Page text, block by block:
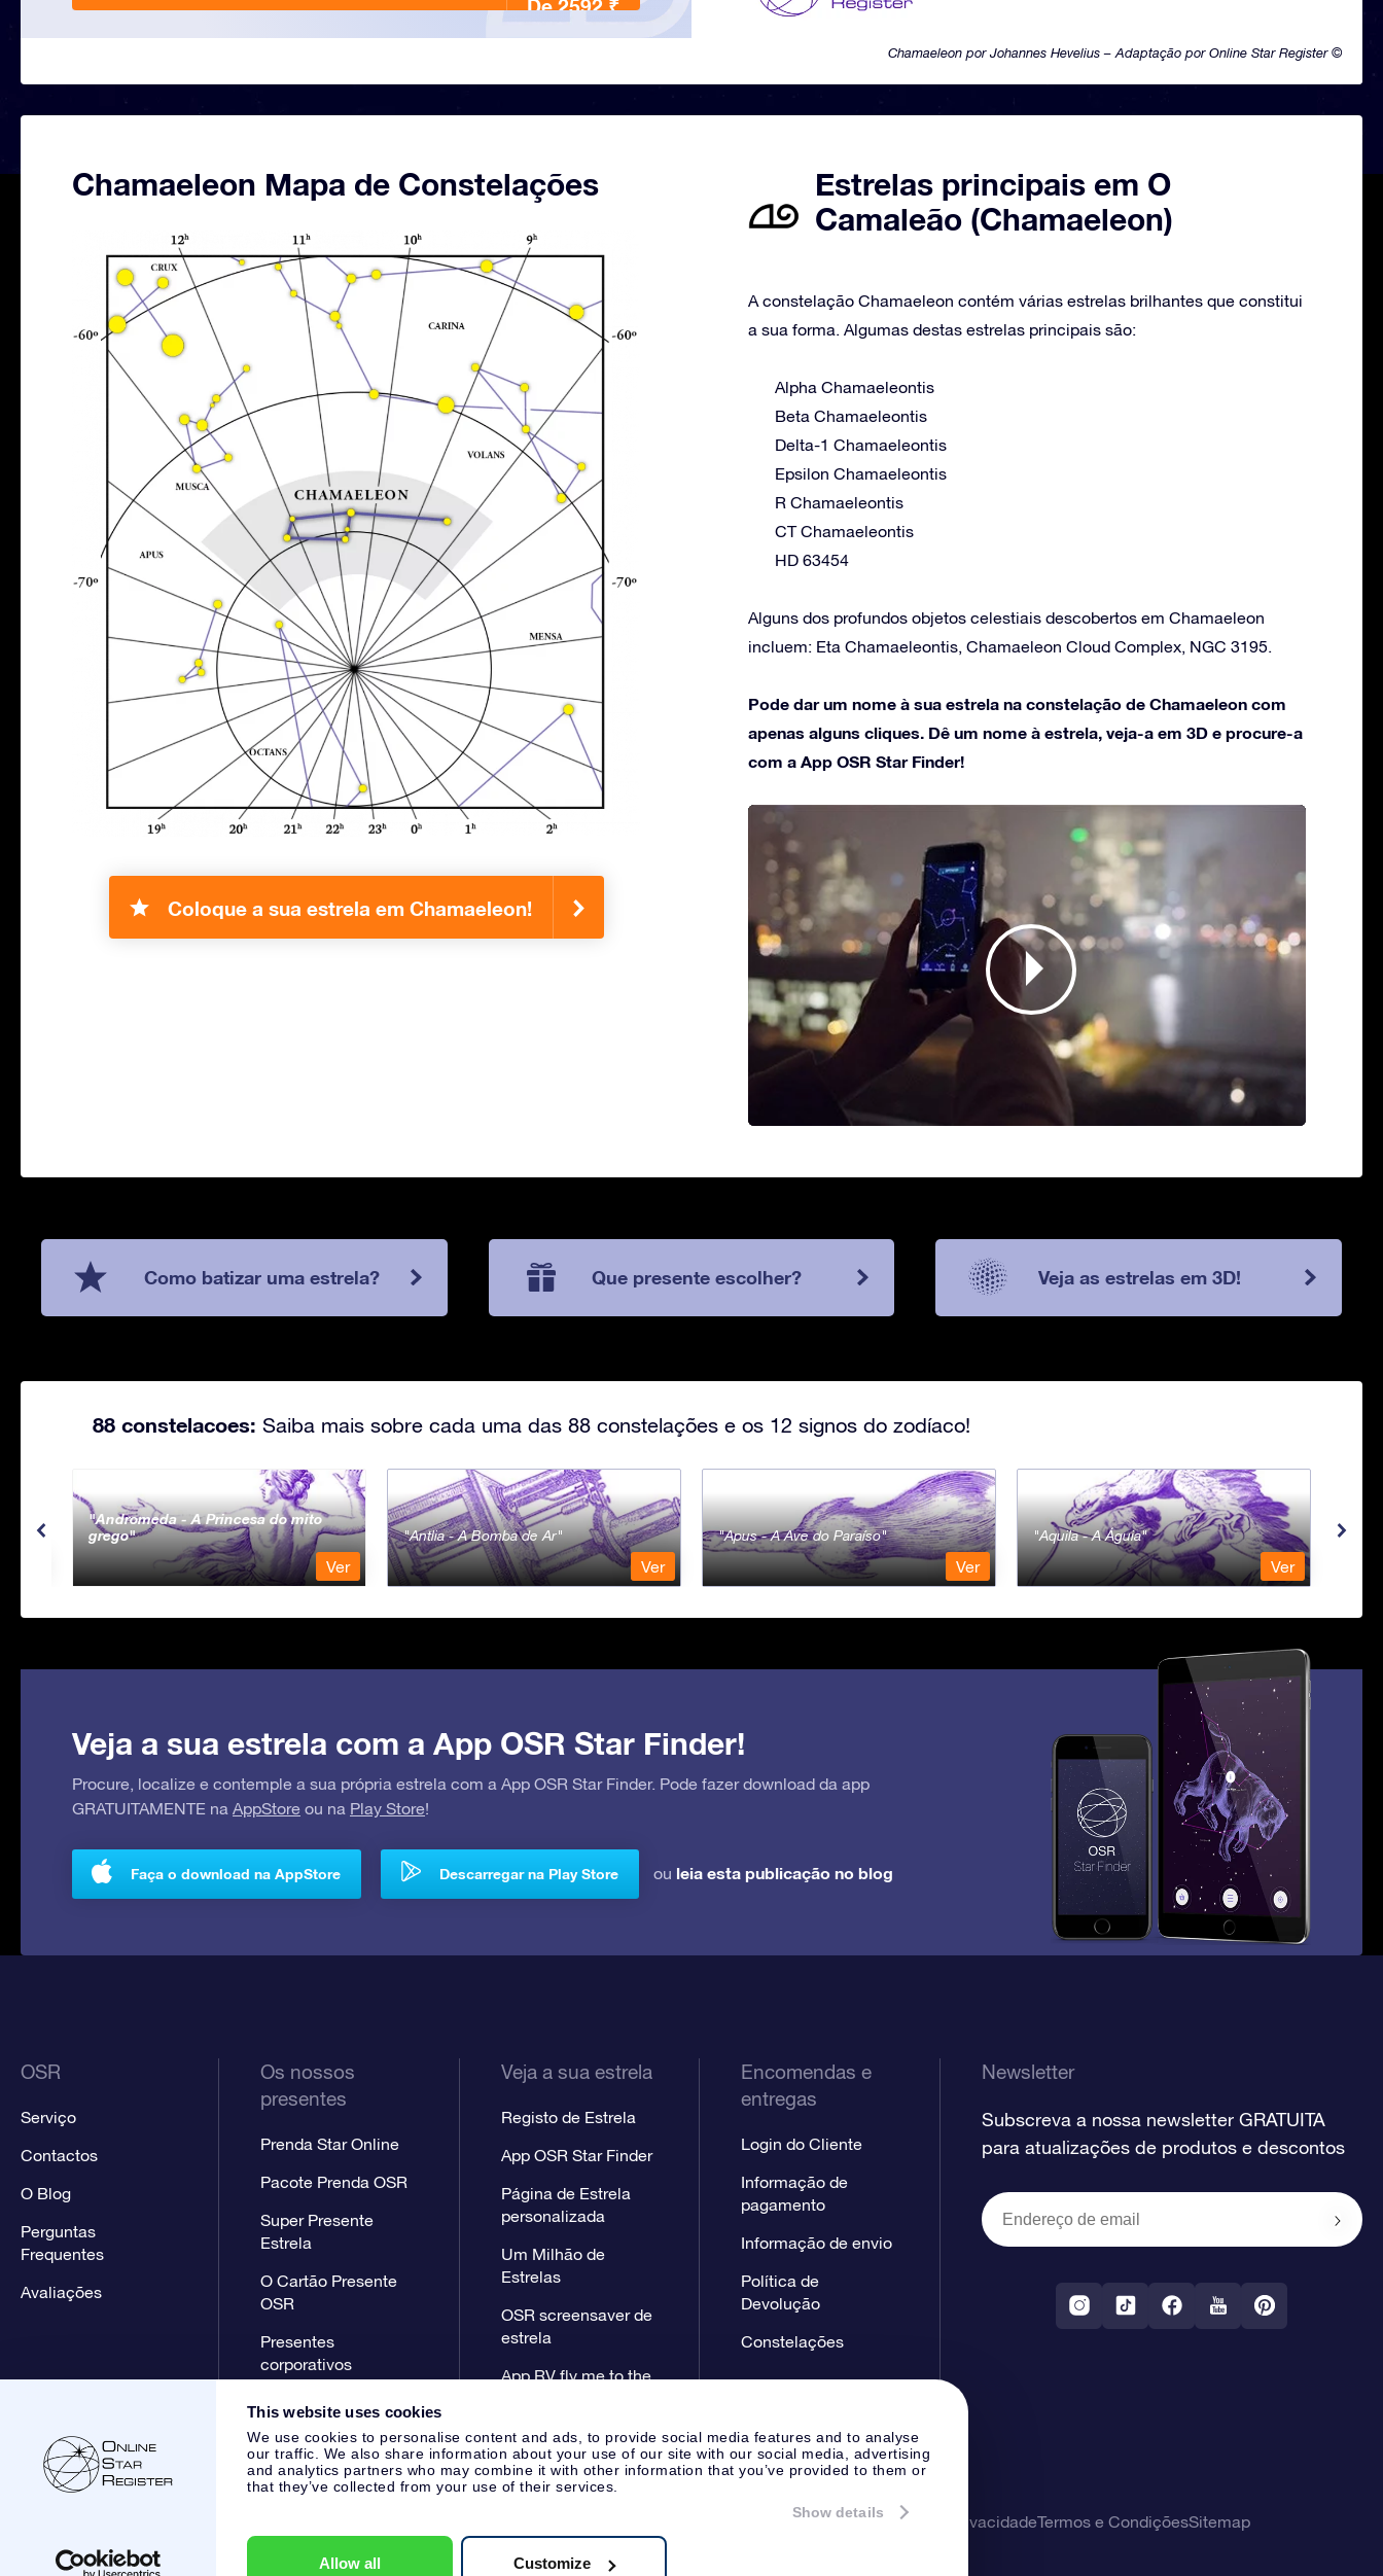
This website uses cookies
We use cookies to personalise content and ads, to provide social media features and to analyse
our traffic. We also share information about your use of our site with our social media, advertising
and analytics partners who may combine it with other information that you’ve provided to them or
that they’ve collected from your use of their services.
Show details
Allow all Customize
Chamaeleon por Johannes Hevelius – Adaptação por Online Star Register ©
De 2592 ₹
Chamaeleon Mapa de Constelações
Coloque a sua estrela em Chamaeleon!
Estrelas principais em O
Camaleão (Chamaeleon)
A constelação Chamaeleon contém várias estrelas brilhantes que constitui
a sua forma. Algumas destas estrelas principais são:
Alpha Chamaeleontis
Beta Chamaeleontis
Delta-1 Chamaeleontis
Epsilon Chamaeleontis
R Chamaeleontis
CT Chamaeleontis
HD 63454
Alguns dos profundos objetos celestiais descobertos em Chamaeleon
incluem: Eta Chamaeleontis, Chamaeleon Cloud Complex, NGC 3195.
Pode dar um nome à sua estrela na constelação de Chamaeleon com
apenas alguns cliques. Dê um nome à estrela, veja-a em 3D e procure-a
com a App OSR Star Finder!
Como batizar uma estrela? Que presente escolher? Veja as estrelas em 3D!
88 constelacoes: Saiba mais sobre cada uma das 88 constelações e os 12 signos do zodíaco!
Andromeda - A Princesa do mito
grego
Ver
Antlia - A Bomba de Ar
Ver
Apus - A Ave do Paraíso
Ver
Aquila - A Águia
Ver
Veja a sua estrela com a App OSR Star Finder!
Procure, localize e contemple a sua própria estrela com a App OSR Star Finder. Pode fazer download da app
GRATUITAMENTE na AppStore ou na Play Store!
Faça o download na AppStore Descarregar na Play Store ou leia esta publicação no blog
OSR
Serviço
Contactos
O Blog
Perguntas
Frequentes
Avaliações
Os nossos
presentes
Prenda Star Online
Pacote Prenda OSR
Super Presente
Estrela
O Cartão Presente
OSR
Presentes
corporativos
Veja a sua estrela
Registo de Estrela
App OSR Star Finder
Página de Estrela
personalizada
Um Milhão de
Estrelas
OSR screensaver de
estrela
App RV fly me to the
Encomendas e
entregas
Login do Cliente
Informação de
pagamento
Informação de envio
Política de
Devolução
Constelações
Newsletter
Subscreva a nossa newsletter GRATUITA
para atualizações de produtos e descontos
Apoio ao Cliente:help@osr.org KVK: 60333553, VAT: NL 8538.62.722B01
Página de ImprensaDeclaração de privacidadeTermos e CondiçõesSitemap